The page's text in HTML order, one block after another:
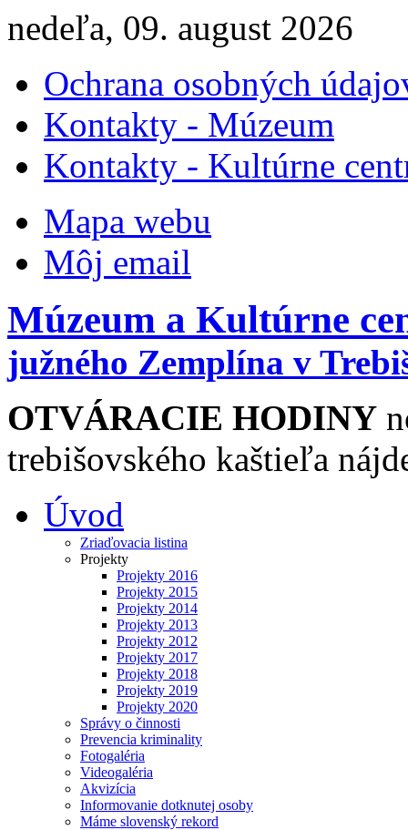
nedeľa, 09. august 2026
Ochrana osobných
Kontakty - Múzeum
Kontakty - Kultúrne
Mapa webu
Môj email
Múzeum a Kultúrne
južného Zemplína v
OTVÁRACIE HODINY
trebišovského kaštieľa
Úvod
Zriaďovacia listina
Projekty
Projekty 2016
Projekty 2015
Projekty 2014
Projekty 2013
Projekty 2012
Projekty 2017
Projekty 2018
Projekty 2019
Projekty 2020
Správy o činnosti
Prevencia kriminality
Fotogaléria
Videogaléria
Akvizícia
Informovanie dotknutej osoby
Máme slovenský rekord